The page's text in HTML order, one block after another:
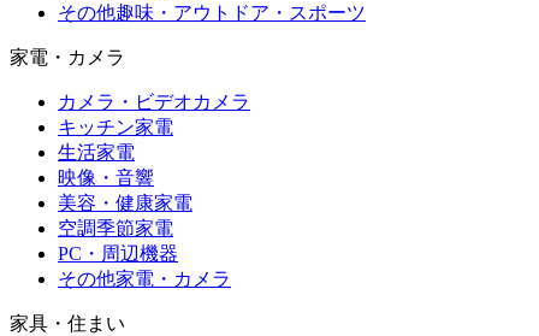
その他趣味・アウトドア・スポーツ
家電・カメラ
カメラ・ビデオカメラ
キッチン家電
生活家電
映像・音響
美容・健康家電
空調季節家電
PC・周辺機器
その他家電・カメラ
家具・住まい